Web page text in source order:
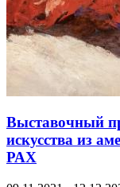
Выставочный
искусства из
РАХ